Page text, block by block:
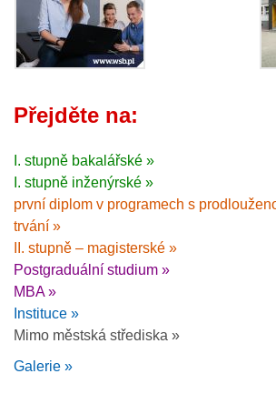
Přejděte na:
I. stupně bakalářské »
I. stupně inženýrské »
první diplom v programech s
trvání »
II. stupně – magisterské »
Postgraduální studium »
MBA »
Instituce »
Mimo městská střediska »
Galerie »